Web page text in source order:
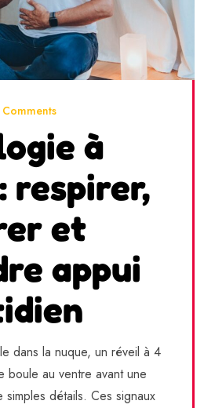
à
respirer,
et
appui
dans la nuque, un réveil à 4
boule au ventre avant une
détails. Ces signaux